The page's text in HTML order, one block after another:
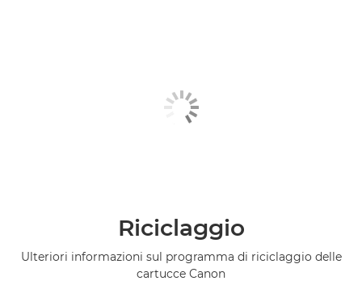
Riciclaggio
Ulteriori informazioni sul programma di riciclaggio delle
cartucce Canon